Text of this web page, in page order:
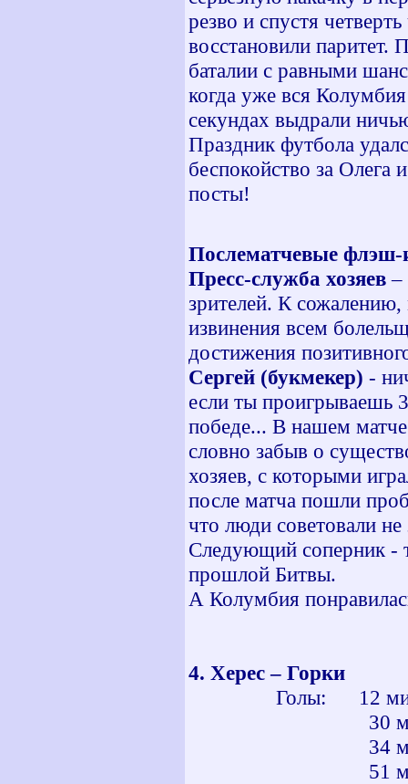
резво и спустя
восстановили паритет.
баталии с равными
когда уже вся Колумбия
секундах выдрали
Праздник футбола
беспокойство за Олега
посты!
Послематчевые
Пресс-служба хозяев–
зрителей. К
извинения всем
достижения
Сергей (букмекер) -
если ты проигрываешь
победе... В нашем
словно забыв о
хозяев, с которыми
после матча пошли
что люди советовали
Следующий соперник -
прошлой Битвы.
А Колумбия
4. Херес –
Голы: 12 мин
30 мин -
34 мин -
51 мин -